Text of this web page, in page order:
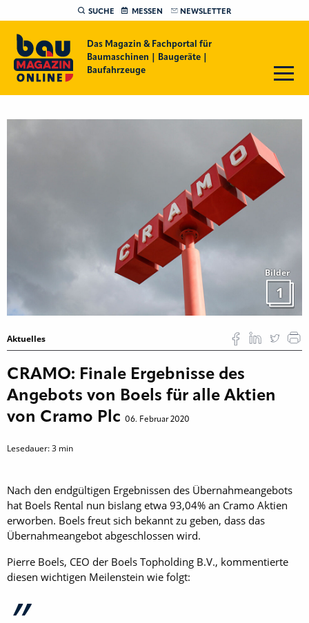
SUCHE MESSEN NEWSLETTER
Das Magazin & Fachportal für
Baumaschinen | Baugeräte |
Baufahrzeuge
Bilder
1
Aktuelles
CRAMO: Finale Ergebnisse des
Angebots von Boels für alle Aktien
von Cramo Plc 06. Februar 2020
Lesedauer:3 min
Nach den endgültigen Ergebnissen des Übernahmeangebots
hat Boels Rental nun bislang etwa 93,04% an Cramo Aktien
erworben. Boels freut sich bekannt zu geben, dass das
Übernahmeangebot abgeschlossen wird.
Pierre Boels, CEO der Boels Topholding B.V., kommentierte
diesen wichtigen Meilenstein wie folgt: